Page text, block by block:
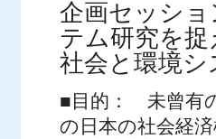
企画セッシ
テム研究を
社会と環境
■目的： 未曾有
の日本の社会経